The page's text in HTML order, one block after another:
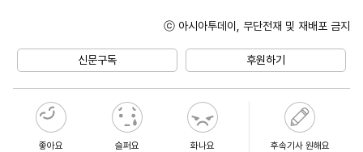
ⓒ 아시아투데이, 무단전재 및 재배포 금지
신문구독 후원하기
좋아요 슬퍼요 화나요 후속기사 원해요